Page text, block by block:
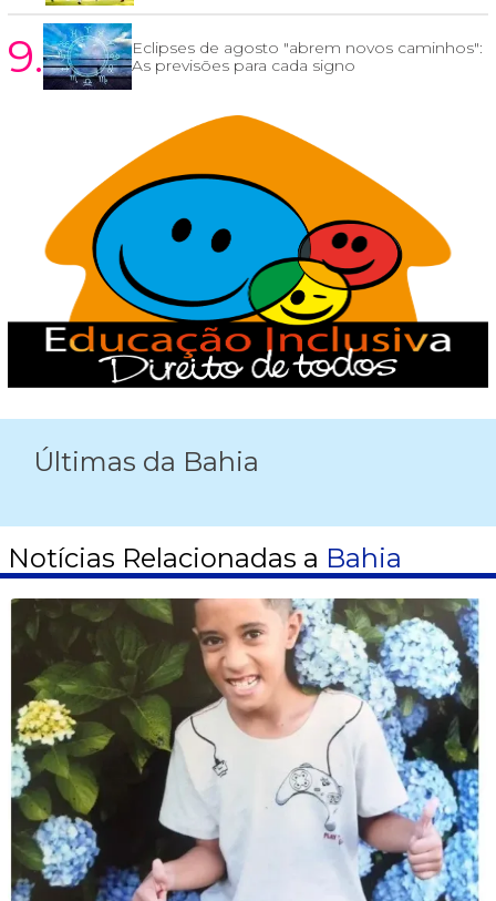
9.
Eclipses de agosto "abrem novos caminhos":
As previsões para cada signo
Últimas da Bahia
Notícias Relacionadas a Bahia